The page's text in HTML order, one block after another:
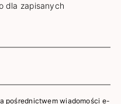
dla zapisanych
pośrednictwem wiadomości e-